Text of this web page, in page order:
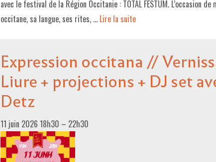
avec le festival de la Région Occitanie : TOTAL FESTUM. L’occasion
occitane, sa langue, ses rites, … Lire la suite­­
Expression occitana //
Liure + projections + DJ set
Detz
11 juin 2026 18h30 – 22h30